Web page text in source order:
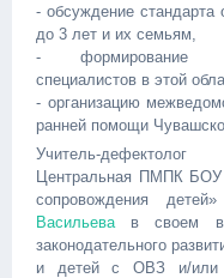
- обсуждение стандарта
до 3 лет и их семьям,
- формирование
специалистов в этой
- организацию
ранней помощи
Учитель-
Центральная ПМПК БОУ
сопровождения
Васильевав своем
законодательного
и детей с ОВЗ и/или